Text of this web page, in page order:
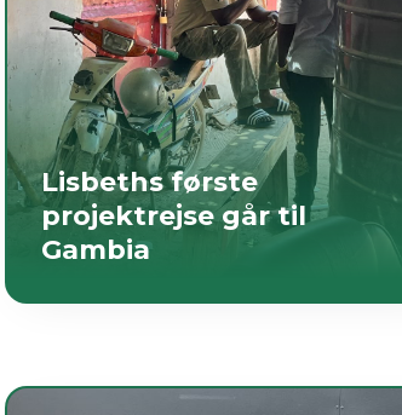
Lisbeths første
projektrejse går til
Gambia